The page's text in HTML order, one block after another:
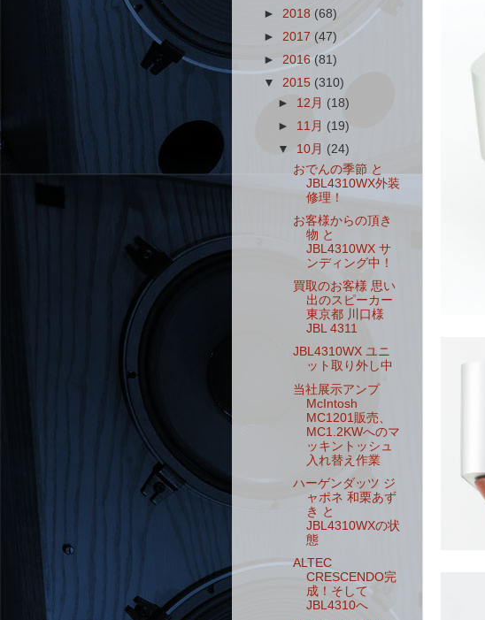
► 2018 (68)
► 2017 (47)
► 2016 (81)
▼ 2015 (310)
► 12月 (18)
► 11月 (19)
▼ 10月 (24)
おでんの季節 と
JBL4310WX外装
修理！
お客様からの頂き
物 と
JBL4310WX サ
ンディング中！
買取のお客様 思い
出のスピーカー
東京都 川口様
JBL 4311
JBL4310WX ユニ
ット取り外し中
当社展示アンプ
McIntosh
MC1201販売、
MC1.2KWへのマ
ッキントッシュ
入れ替え作業
ハーゲンダッツ ジ
ャポネ 和栗あず
き と
JBL4310WXの状
態
ALTEC
CRESCENDO完
成！そして
JBL4310へ